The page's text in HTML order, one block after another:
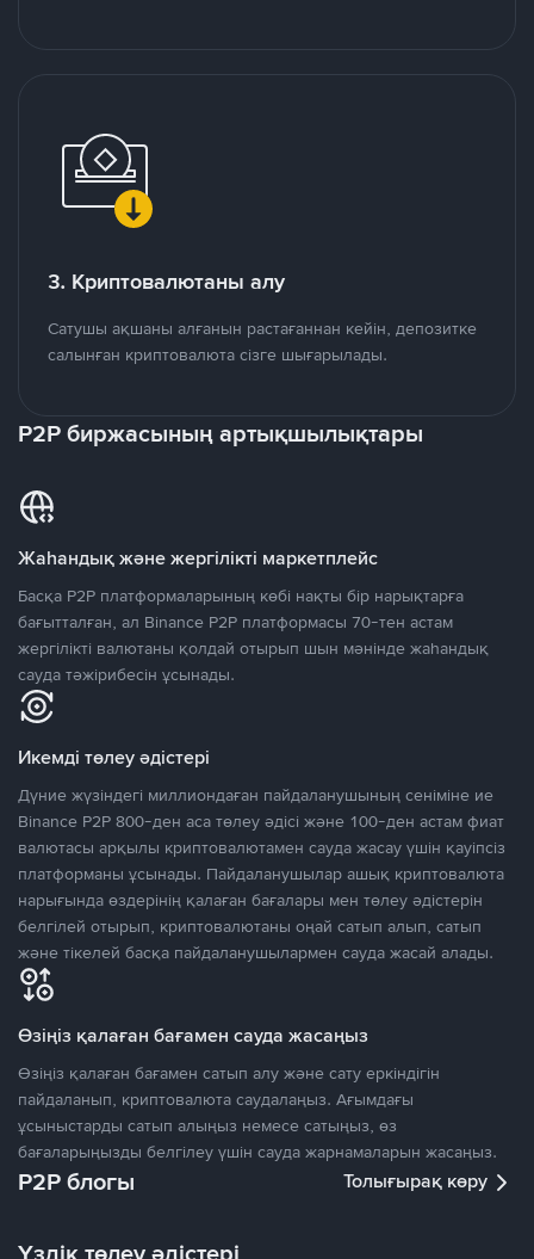
3. Криптовалютаны алу
Сатушы ақшаны алғанын растағаннан кейін, депозитке
салынған криптовалюта сізге шығарылады.
P2P биржасының артықшылықтары
Жаһандық және жергілікті маркетплейс
Басқа P2P платформаларының көбі нақты бір нарықтарға
бағытталған, ал Binance P2P платформасы 70-тен астам
жергілікті валютаны қолдай отырып шын мәнінде жаһандық
сауда тәжірибесін ұсынады.
Икемді төлеу әдістері
Дүние жүзіндегі миллиондаған пайдаланушының сеніміне ие
Binance P2P 800-ден аса төлеу әдісі және 100-ден астам фиат
валютасы арқылы криптовалютамен сауда жасау үшін қауіпсіз
платформаны ұсынады. Пайдаланушылар ашық криптовалюта
нарығында өздерінің қалаған бағалары мен төлеу әдістерін
белгілей отырып, криптовалютаны оңай сатып алып, сатып
және тікелей басқа пайдаланушылармен сауда жасай алады.
Өзіңіз қалаған бағамен сауда жасаңыз
Өзіңіз қалаған бағамен сатып алу және сату еркіндігін
пайдаланып, криптовалюта саудалаңыз. Ағымдағы
ұсыныстарды сатып алыңыз немесе сатыңыз, өз
бағаларыңызды белгілеу үшін сауда жарнамаларын жасаңыз.
P2P блогы Толығырақ көру